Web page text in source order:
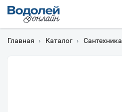
Главная › Каталог › Сантехника